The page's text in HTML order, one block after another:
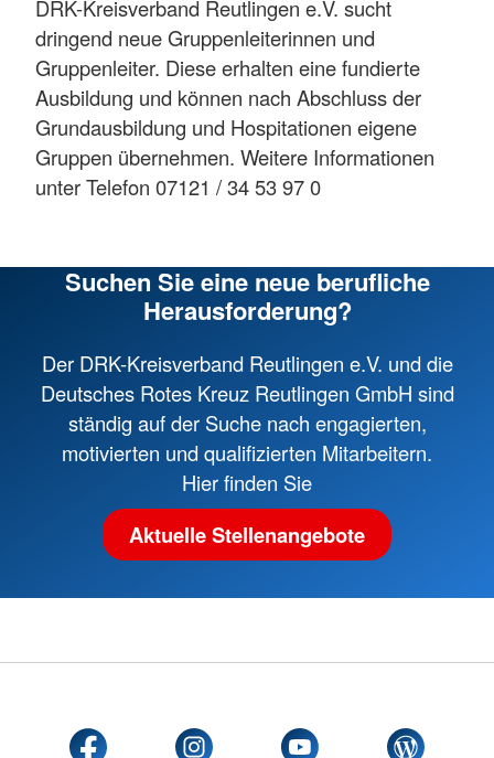
DRK-Kreisverband Reutlingen e.V. sucht
dringend neue Gruppenleiterinnen und
Gruppenleiter. Diese erhalten eine fundierte
Ausbildung und können nach Abschluss der
Grundausbildung und Hospitationen eigene
Gruppen übernehmen. Weitere Informationen
unter Telefon 07121 / 34 53 97 0
Suchen Sie eine neue berufliche
Herausforderung?
Der DRK-Kreisverband Reutlingen e.V. und die
Deutsches Rotes Kreuz Reutlingen GmbH sind
ständig auf der Suche nach engagierten,
motivierten und qualifizierten Mitarbeitern.
Hier finden Sie
Aktuelle Stellenangebote